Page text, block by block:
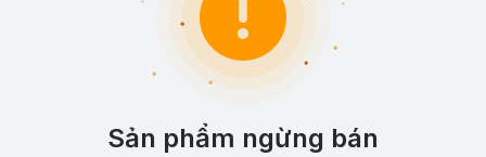
Sản phẩm ngừng bán